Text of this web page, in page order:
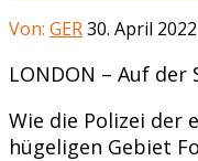
Von: GER30. April 2022
LONDON – Auf
Wie die Polizei der
hügeligen Gebiet